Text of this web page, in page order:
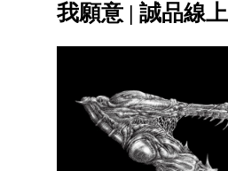
我願意 | 誠品線上